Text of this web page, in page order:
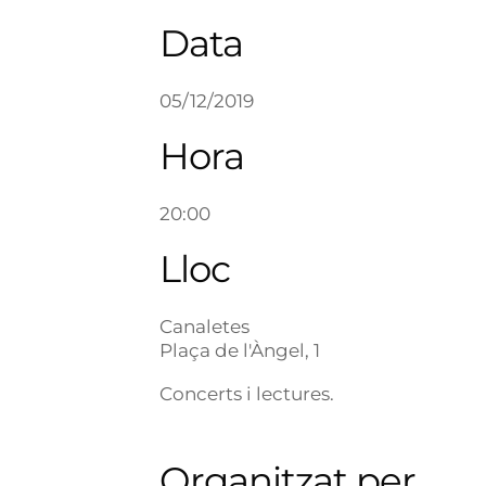
Data
05/12/2019
Hora
20:00
Lloc
Canaletes
Plaça de l'Àngel, 1
Concerts i lectures.